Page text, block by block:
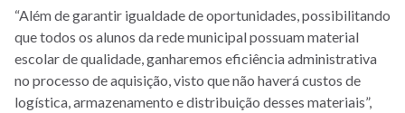
“Além de garantir igualdade de oportunidades, possibilitando
que todos os alunos da rede municipal possuam material
escolar de qualidade, ganharemos eficiência administrativa
no processo de aquisição, visto que não haverá custos de
logística, armazenamento e distribuição desses materiais”,